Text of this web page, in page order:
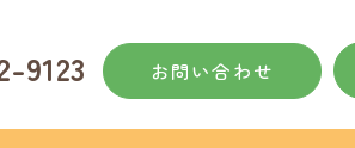
9123 お問い合わせ